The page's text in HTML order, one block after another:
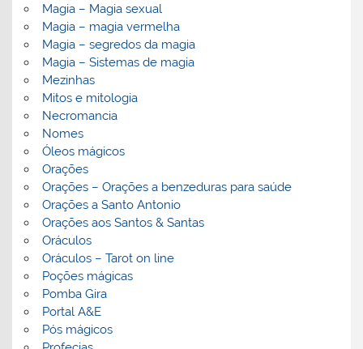
Magia – Magia sexual
Magia – magia vermelha
Magia – segredos da magia
Magia – Sistemas de magia
Mezinhas
Mitos e mitologia
Necromancia
Nomes
Óleos mágicos
Orações
Orações – Orações a benzeduras para saúde
Orações a Santo Antonio
Orações aos Santos & Santas
Oráculos
Oráculos – Tarot on line
Poções mágicas
Pomba Gira
Portal A&E
Pós mágicos